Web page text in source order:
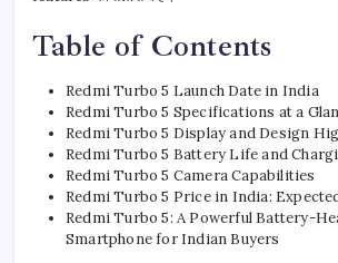
Table of Contents
Redmi Turbo 5 Launch Date in India
Redmi Turbo 5 Specifications at a
Redmi Turbo 5 Display and Design
Redmi Turbo 5 Battery Life and
Redmi Turbo 5 Camera Capabilities
Redmi Turbo 5 Price in India:
Redmi Turbo 5: A Powerful Battery-
Smartphone for Indian Buyers